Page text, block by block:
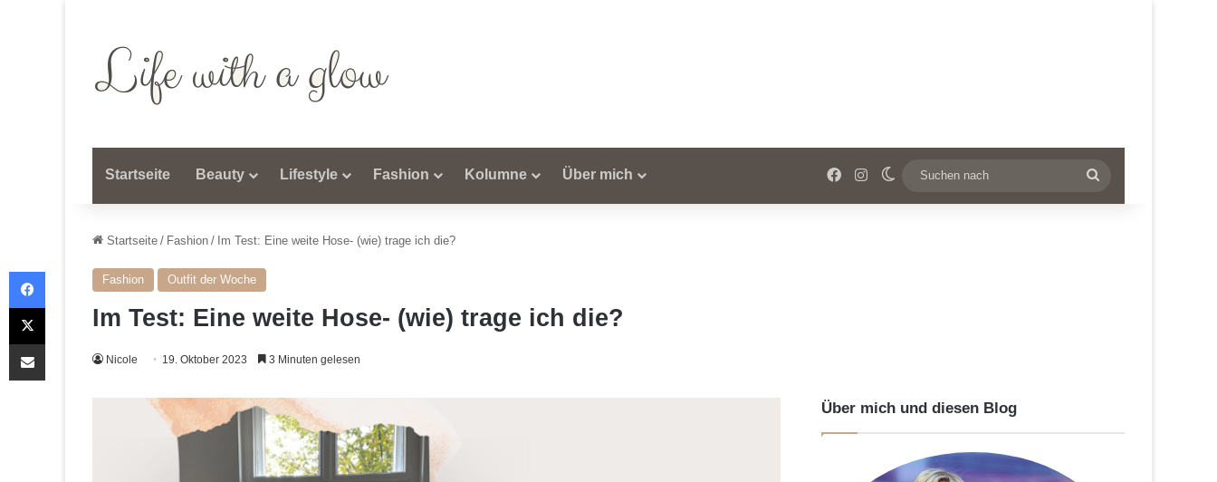
Startseite Beauty Lifestyle Fashion Kolumne Über mich FacebookInstagramSkin umschalten
nach
Startseite / Fashion / Im Test: Eine weite Hose- (wie) trage ich die?
Fashion Outfit der Woche
Im Test: Eine weite Hose- (wie) trage ich die?
Nicole 19. Oktober 2023 3 Minuten gelesen
Über mich und diesen Blog
Facebook